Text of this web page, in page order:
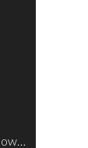
reinstall_computer_window_system